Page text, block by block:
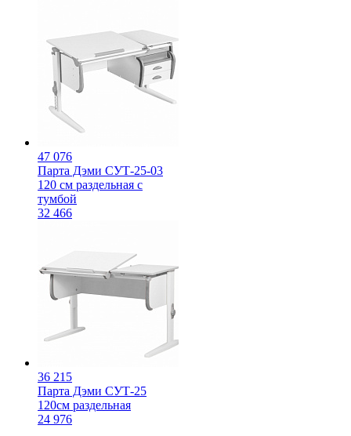
47 076
Парта Дэми СУТ-25-03
120 см раздельная с
тумбой
32 466
36 215
Парта Дэми СУТ-25
120см раздельная
24 976